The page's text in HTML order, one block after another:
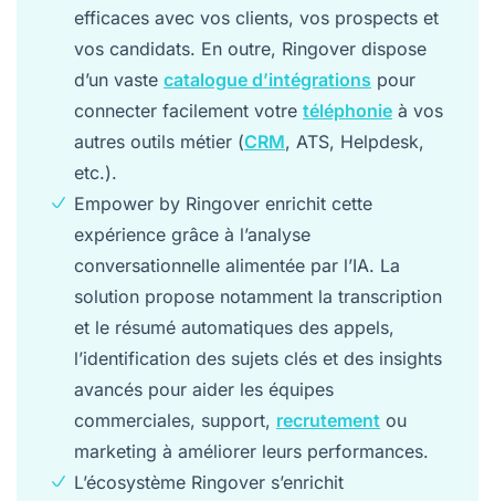
efficaces avec vos clients, vos prospects et
vos candidats. En outre, Ringover dispose
d’un vaste catalogue d’intégrations pour
connecter facilement votre téléphonie à vos
autres outils métier (CRM, ATS, Helpdesk,
etc.).
Empower by Ringover enrichit cette
expérience grâce à l’analyse
conversationnelle alimentée par l’IA. La
solution propose notamment la transcription
et le résumé automatiques des appels,
l’identification des sujets clés et des insights
avancés pour aider les équipes
commerciales, support, recrutement ou
marketing à améliorer leurs performances.
L’écosystème Ringover s’enrichit